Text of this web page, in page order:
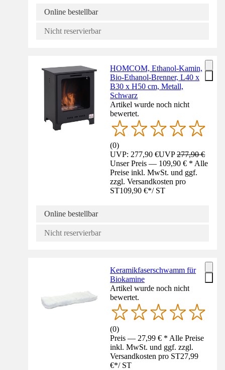
Online bestellbar
Nicht reservierbar
HOMCOM, Ethanol-Kamin,
Bio-Ethanol-Brenner, L40 x
B30 x H50 cm, Metall,
Schwarz
Artikel wurde noch nicht
bewertet.
(0)
UVP: 277,90 €UVP277,90 €
Unser Preis — 109,90 € * Alle
Preise inkl. MwSt. und ggf.
zzgl. Versandkosten pro
ST109,90 €*/ ST
Online bestellbar
Nicht reservierbar
Keramikfaserschwamm für
Biokamine
Artikel wurde noch nicht
bewertet.
(0)
Preis — 27,99 € * Alle Preise
inkl. MwSt. und ggf. zzgl.
Versandkosten pro ST27,99
€*/ ST